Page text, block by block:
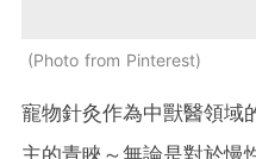
Photo from Pinterest
寵物針灸作為中獸醫領域
主的青睞～無論是對於慢